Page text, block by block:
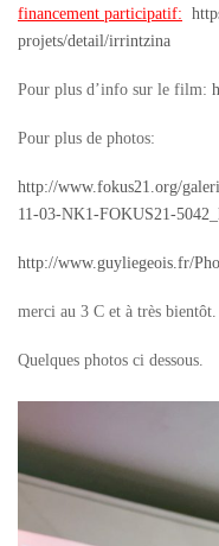
financement participatif:
projets/detail/irrintzina
Pour plus d’info sur le film:
Pour plus de photos:
http://www.fokus21.org/
11-03-NK1-FOKUS21-
http://www.guyliegeois.fr/
merci au 3 C et à très bientôt.
Quelques photos ci dessous.